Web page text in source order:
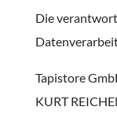
Die
Tapistore
KURT